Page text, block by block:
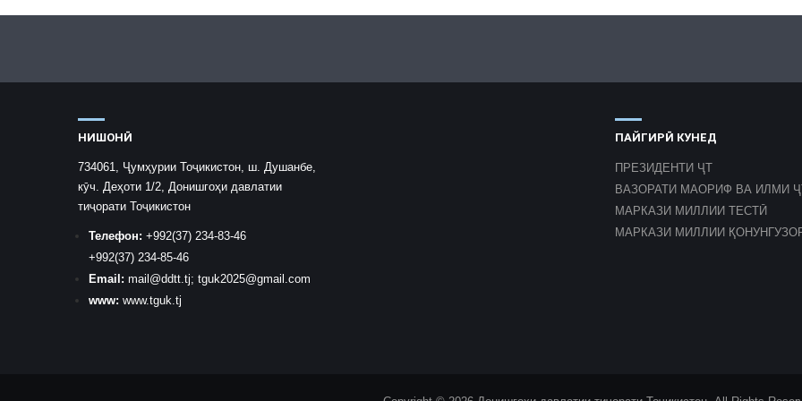
НИШОНӢ
734061, Ҷумҳурии Тоҷикистон, ш. Душанбе,
кӯч. Деҳоти 1/2, Донишгоҳи давлатии
тиҷорати Тоҷикистон
Телефон: +992(37) 234-83-46
+992(37) 234-85-46
Email: mail @ddtt.tj; tguk2025@gmail.com
www: www.tguk.tj
ПАЙГИРӢ КУНЕД
ПРЕЗИДЕНТИ ҶТ
ВАЗОРАТИ МАОРИФ ВА ИЛМИ
МАРКАЗИ МИЛЛИИ ТЕСТӢ
МАРКАЗИ МИЛЛИИ